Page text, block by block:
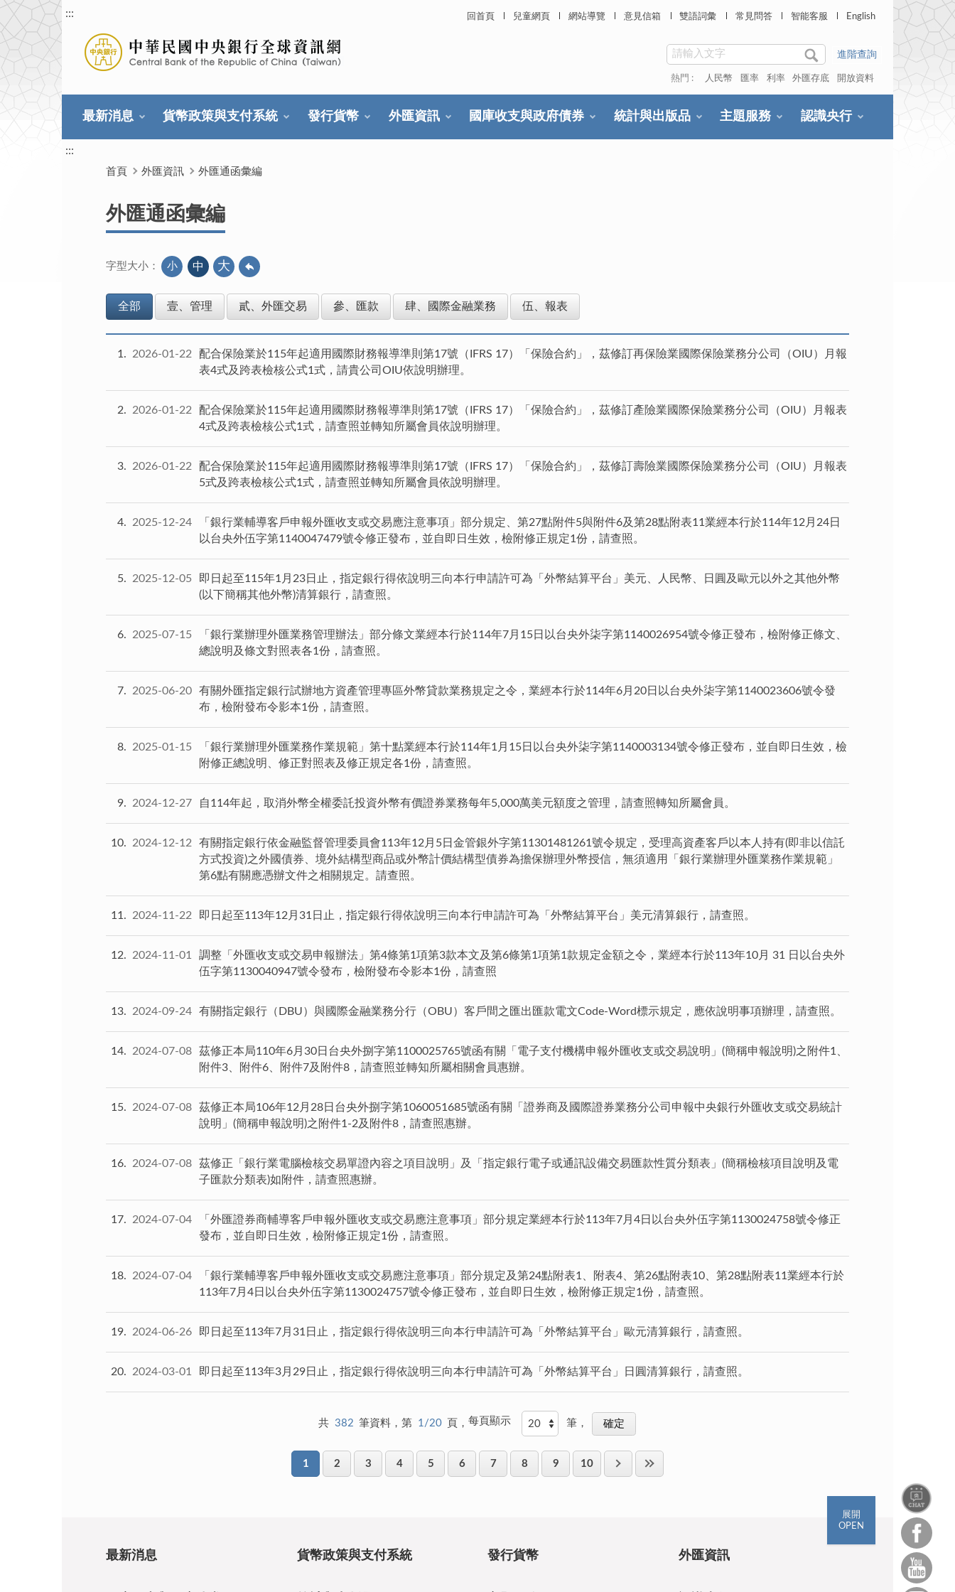
回首頁 兒童網頁 網站導覽 意見信箱 雙語詞彙 常見問答 智能客服 English
:::
進階查詢
熱門 : 人民幣 匯率 利率 外匯存底 開放資料
最新消息 貨幣政策與支付系統 發行貨幣 外匯資訊 國庫收支與政府債券 統計與出版品 主題服務 認識央行
:::
首頁 外匯資訊 外匯通函彙編
外匯通函彙編
字型大小： 小 中 大
全部 壹、管理 貳、外匯交易 參、匯款 肆、國際金融業務 伍、報表
1 2026-01-22
配合保險業於115年起適用國際財務報導準則第17號（IFRS 17）「保險合約」，茲修訂再保險業國際保險業務分公司（OIU）月報
表4式及跨表檢核公式1式，請貴公司OIU依說明辦理。
2 2026-01-22
配合保險業於115年起適用國際財務報導準則第17號（IFRS 17）「保險合約」，茲修訂產險業國際保險業務分公司（OIU）月報表
4式及跨表檢核公式1式，請查照並轉知所屬會員依說明辦理。
3 2026-01-22
配合保險業於115年起適用國際財務報導準則第17號（IFRS 17）「保險合約」，茲修訂壽險業國際保險業務分公司（OIU）月報表
5式及跨表檢核公式1式，請查照並轉知所屬會員依說明辦理。
4 2025-12-24
「銀行業輔導客戶申報外匯收支或交易應注意事項」部分規定、第27點附件5與附件6及第28點附表11業經本行於114年12月24日
以台央外伍字第1140047479號令修正發布，並自即日生效，檢附修正規定1份，請查照。
5 2025-12-05
即日起至115年1月23日止，指定銀行得依說明三向本行申請許可為「外幣結算平台」美元、人民幣、日圓及歐元以外之其他外幣
(以下簡稱其他外幣)清算銀行，請查照。
6 2025-07-15
「銀行業辦理外匯業務管理辦法」部分條文業經本行於114年7月15日以台央外柒字第1140026954號令修正發布，檢附修正條文、
總說明及條文對照表各1份，請查照。
7 2025-06-20
有關外匯指定銀行試辦地方資產管理專區外幣貸款業務規定之令，業經本行於114年6月20日以台央外柒字第1140023606號令發
布，檢附發布令影本1份，請查照。
8 2025-01-15
「銀行業辦理外匯業務作業規範」第十點業經本行於114年1月15日以台央外柒字第1140003134號令修正發布，並自即日生效，檢
附修正總說明、修正對照表及修正規定各1份，請查照。
9 2024-12-27 自114年起，取消外幣全權委託投資外幣有價證券業務每年5,000萬美元額度之管理，請查照轉知所屬會員。
10 2024-12-12
有關指定銀行依金融監督管理委員會113年12月5日金管銀外字第11301481261號令規定，受理高資產客戶以本人持有(即非以信託
方式投資)之外國債券、境外結構型商品或外幣計價結構型債券為擔保辦理外幣授信，無須適用「銀行業辦理外匯業務作業規範」
第6點有關應憑辦文件之相關規定。請查照。
11 2024-11-22 即日起至113年12月31日止，指定銀行得依說明三向本行申請許可為「外幣結算平台」美元清算銀行，請查照。
12 2024-11-01
調整「外匯收支或交易申報辦法」第4條第1項第3款本文及第6條第1項第1款規定金額之令，業經本行於113年10月 31 日以台央外
伍字第1130040947號令發布，檢附發布令影本1份，請查照
13 2024-09-24 有關指定銀行（DBU）與國際金融業務分行（OBU）客戶間之匯出匯款電文Code-Word標示規定，應依說明事項辦理，請查照。
14 2024-07-08
茲修正本局110年6月30日台央外捌字第1100025765號函有關「電子支付機構申報外匯收支或交易說明」(簡稱申報說明)之附件1、
附件3、附件6、附件7及附件8，請查照並轉知所屬相關會員惠辦。
15 2024-07-08
茲修正本局106年12月28日台央外捌字第1060051685號函有關「證券商及國際證券業務分公司申報中央銀行外匯收支或交易統計
說明」(簡稱申報說明)之附件1-2及附件8，請查照惠辦。
16 2024-07-08
茲修正「銀行業電腦檢核交易單證內容之項目說明」及「指定銀行電子或通訊設備交易匯款性質分類表」(簡稱檢核項目說明及電
子匯款分類表)如附件，請查照惠辦。
17 2024-07-04
「外匯證券商輔導客戶申報外匯收支或交易應注意事項」部分規定業經本行於113年7月4日以台央外伍字第1130024758號令修正
發布，並自即日生效，檢附修正規定1份，請查照。
18 2024-07-04
「銀行業輔導客戶申報外匯收支或交易應注意事項」部分規定及第24點附表1、附表4、第26點附表10、第28點附表11業經本行於
113年7月4日以台央外伍字第1130024757號令修正發布，並自即日生效，檢附修正規定1份，請查照。
19 2024-06-26 即日起至113年7月31日止，指定銀行得依說明三向本行申請許可為「外幣結算平台」歐元清算銀行，請查照。
20 2024-03-01 即日起至113年3月29日止，指定銀行得依說明三向本行申請許可為「外幣結算平台」日圓清算銀行，請查照。
共 382 筆資料，第 1/20 頁， 每頁顯示 筆，
1 2 3 4 5 6 7 8 9 10
展開
OPEN
最新消息 貨幣政策與支付系統 發行貨幣 外匯資訊